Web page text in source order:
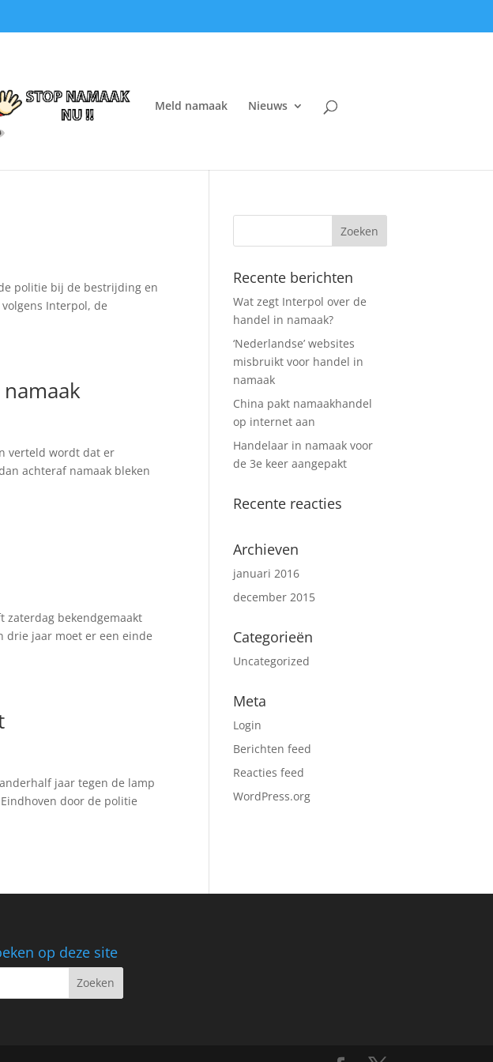
Meld namaak Nieuws
politie bij de bestrijding en
Interpol, de
verteld wordt dat er
achteraf namaak bleken
zaterdag bekendgemaakt
drie jaar moet er een einde
jaar tegen de lamp
door de politie
Recente berichten
Wat zegt Interpol over de
handel in namaak?
‘Nederlandse’ websites
misbruikt voor handel in
namaak
China pakt namaakhandel
op internet aan
Handelaar in namaak voor
de 3e keer aangepakt
Recente reacties
Archieven
januari 2016
december 2015
Categorieën
Uncategorized
Meta
Login
Berichten feed
Reacties feed
WordPress.org
op deze site